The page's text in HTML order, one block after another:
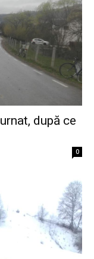
după ce
0